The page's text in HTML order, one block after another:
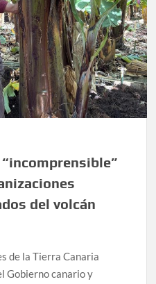
del volcán
de la Tierra Canaria
Gobierno canario y